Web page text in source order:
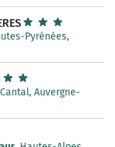
Pyrénées,
Auvergne-